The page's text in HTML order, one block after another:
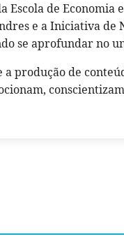
Escola de Economia
e a Iniciativa de
se aprofundar no
a produção de